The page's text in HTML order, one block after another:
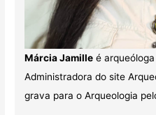
Márcia Jamilleé arqueóloga
Administradora do site
grava para o Arqueologia